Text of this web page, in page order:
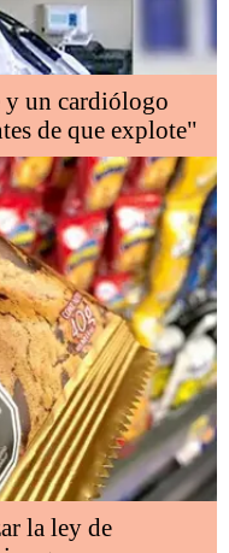
y un cardiólogo
de que explote"
la ley de